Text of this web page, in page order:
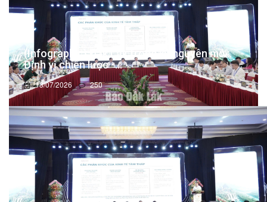
(Infographic) Đắk Lắk trong kỷ nguyên mới:
Định vị chiến lược -...
13/07/2026 250